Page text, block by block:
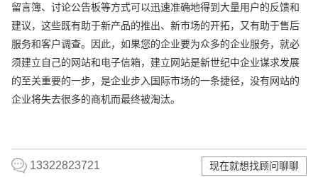
留言簿、讨论公告板等方式可以迅速准确地得到大量用户的反馈和
建议，这些既有助于新产品的推出、新市场的开拓，又有助于售后
服务和客户调查。因此，如果您的企业要为众多的企业服务，就必
须建立自己的网站和电子信箱，建立网站是新世纪中企业谋求发展
的至关重要的一步，是企业步入国际市场的一条捷径，没有网站的
企业将失去很多的商机而最终被淘汰。
13322823721 现在就想找顾问聊聊